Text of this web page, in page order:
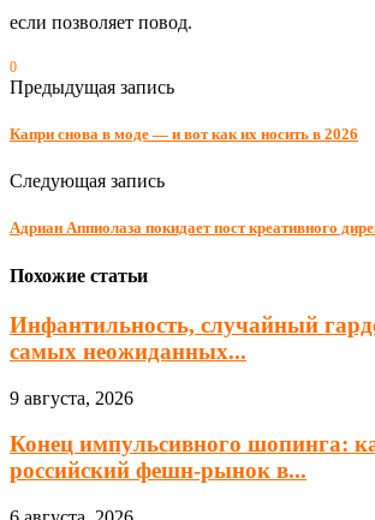
если позволяет повод.
0
Предыдущая запись
Капри снова в моде — и вот как их носить в 2026
Следующая запись
Адриан Аппиолаза покидает пост креативного
Похожие статьи
Инфантильность, случайный
самых неожиданных...
9 августа, 2026
Конец импульсивного шопинга:
российский фешн-рынок в...